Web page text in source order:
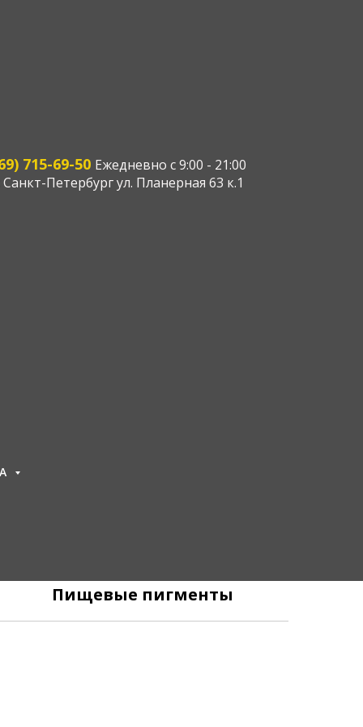
715-69-50 Ежедневно с 9:00 - 21:00
Петербург ул. Планерная 63 к.1
уходу
Пищевые пигменты